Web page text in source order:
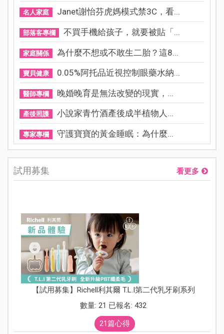
名人家庭 Janet謝怡芬虎媽模式禁3C，看...
部落客專欄 不買手機給孩子，就要被貼「...
家庭關係 為什麼不想或不敢生二胎？這8...
寶貝健康 0.05%阿托品近視控制眼藥水納...
醫師專欄 晚婚晚育是無法改變的現實，...
產後照護 小說家青竹酒產後成半植物人...
專家專欄 守護寶寶的黃金睡眠：為什麼...
試用募集 看更多
【試用募集】Richell利其爾 T.L.I第二代乳牙刷系列
數量: 21 已報名: 432
21篇心得